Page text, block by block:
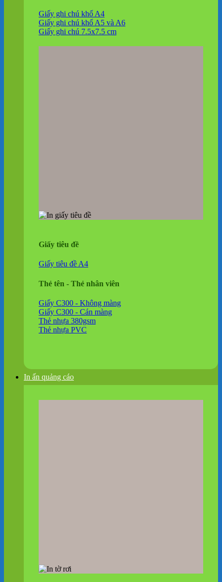
Giấy ghi chú khổ A4
Giấy ghi chú khổ A5 và A6
Giấy ghi chú 7.5x7.5 cm
Giấy tiêu đề
Giấy tiêu đề A4
Thẻ tên - Thẻ nhân viên
Giấy C300 - Không màng
Giấy C300 - Cán màng
Thẻ nhựa 380gsm
Thẻ nhựa PVC
In ấn quảng cáo